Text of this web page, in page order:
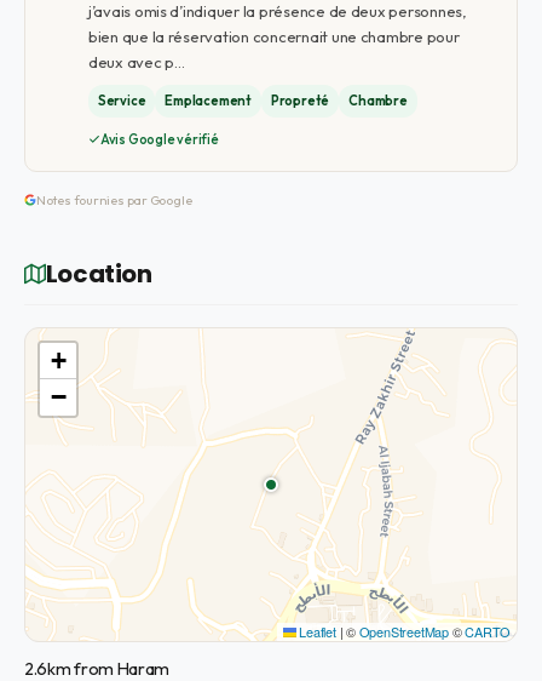
j’avais omis d’indiquer la présence de deux personnes,
bien que la réservation concernait une chambre pour
deux avec p…
Service Emplacement Propreté Chambre
Avis Google vérifié
Notes fournies par Google
Location
+
−
Leaflet |©OpenStreetMap©CARTO
2.6km from Haram